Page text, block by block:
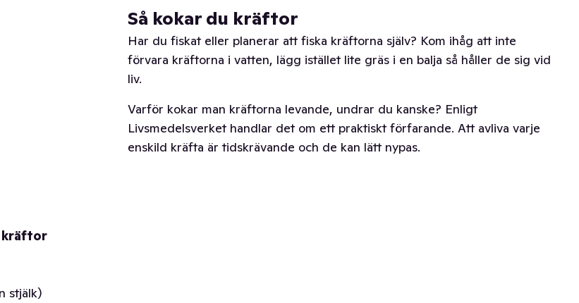
Så kokar du kräftor
Har du fiskat eller planerar att fiska kräftorna själv? Kom ihåg att inte
förvara kräftorna i vatten, lägg istället lite gräs i en balja så håller de sig vid
liv.
Varför kokar man kräftorna levande, undrar du kanske? Enligt
Livsmedelsverket handlar det om ett praktiskt förfarande. Att avliva varje
enskild kräfta är tidskrävande och de kan lätt nypas.
kräftor
stjälk)